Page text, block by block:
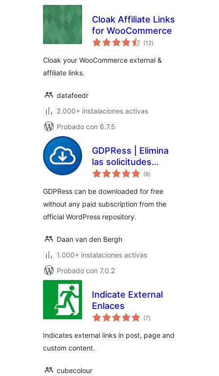
Cloak Affiliate Links
for WooCommerce
(12valoraciones
en
)
Cloak your WooCommerce external &
affiliate links.
datafeedr
2.000+ instalaciones activas
Probado con 6.7.5
GDPRess | Elimina
las solicitudes
externas para
cumplimiento del
RGPD
(8valoraciones
en
)
GDPRess can be downloaded for free
without any paid subscription from the
official WordPress repository.
Daan van den Bergh
1.000+ instalaciones activas
Probado con 7.0.2
Indicate External
Enlaces
(7valoraciones
en
)
Indicates external links in post, page and
custom content.
cubecolour